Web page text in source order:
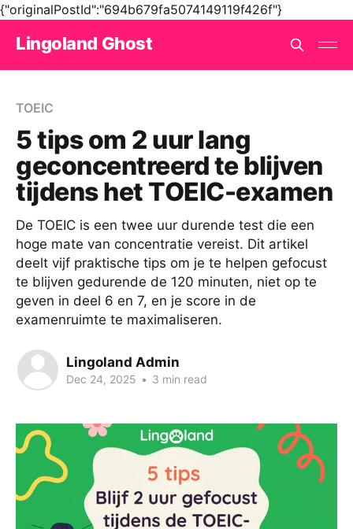
{"originalPostId":"694b679fa5074149119f426f"}
Lingoland Ghost
TOEIC
5 tips om 2 uur lang
geconcentreerd te blijven
tijdens het TOEIC-examen
De TOEIC is een twee uur durende test die een
hoge mate van concentratie vereist. Dit artikel
deelt vijf praktische tips om je te helpen gefocust
te blijven gedurende de 120 minuten, niet op te
geven in deel 6 en 7, en je score in de
examenruimte te maximaliseren.
Lingoland Admin
Dec 24, 2025 • 3 min read